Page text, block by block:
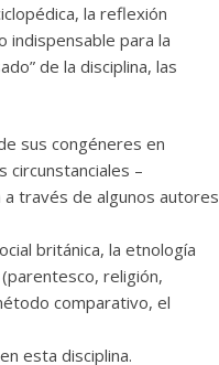
la reflexión
indispensable para la
de la disciplina, las
sus congéneres en
circunstanciales –
a través de algunos autores
británica, la etnología
religión,
comparativo, el
esta disciplina.